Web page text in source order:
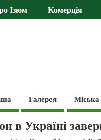
Ізюм Комерція
Галерея Міська
в Україні